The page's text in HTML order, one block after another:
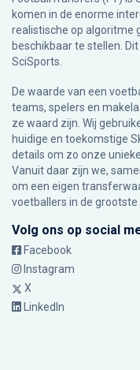
komen in de enorme
realistische op algoritme
beschikbaar te stellen.
SciSports
De waarde van een
teams, spelers en
ze waard zijn. Wij
huidige en toekomstige
details om zo onze
Vanuit daar zijn we,
om een eigen
voetballers in de
Volg ons op social
Facebook
Instagram
X
LinkedIn